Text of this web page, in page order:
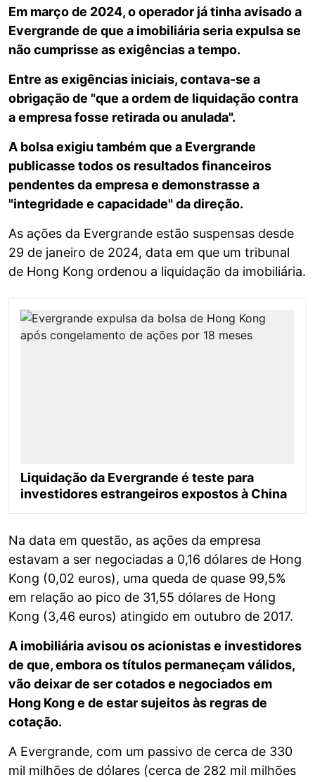
Em março de 2024, o operador já tinha avisado a
Evergrande de que a imobiliária seria expulsa se
não cumprisse as exigências a tempo.
Entre as exigências iniciais, contava-se a
obrigação de "que a ordem de liquidação contra
a empresa fosse retirada ou anulada".
A bolsa exigiu também que a Evergrande
publicasse todos os resultados financeiros
pendentes da empresa e demonstrasse a
"integridade e capacidade" da direção.
As ações da Evergrande estão suspensas desde
29 de janeiro de 2024, data em que um tribunal
de Hong Kong ordenou a liquidação da imobiliária.
Liquidação da Evergrande é teste para
investidores estrangeiros expostos à China
Na data em questão, as ações da empresa
estavam a ser negociadas a 0,16 dólares de Hong
Kong (0,02 euros), uma queda de quase 99,5%
em relação ao pico de 31,55 dólares de Hong
Kong (3,46 euros) atingido em outubro de 2017.
A imobiliária avisou os acionistas e investidores
de que, embora os títulos permaneçam válidos,
vão deixar de ser cotados e negociados em
Hong Kong e de estar sujeitos às regras de
cotação.
A Evergrande, com um passivo de cerca de 330
mil milhões de dólares (cerca de 282 mil milhões